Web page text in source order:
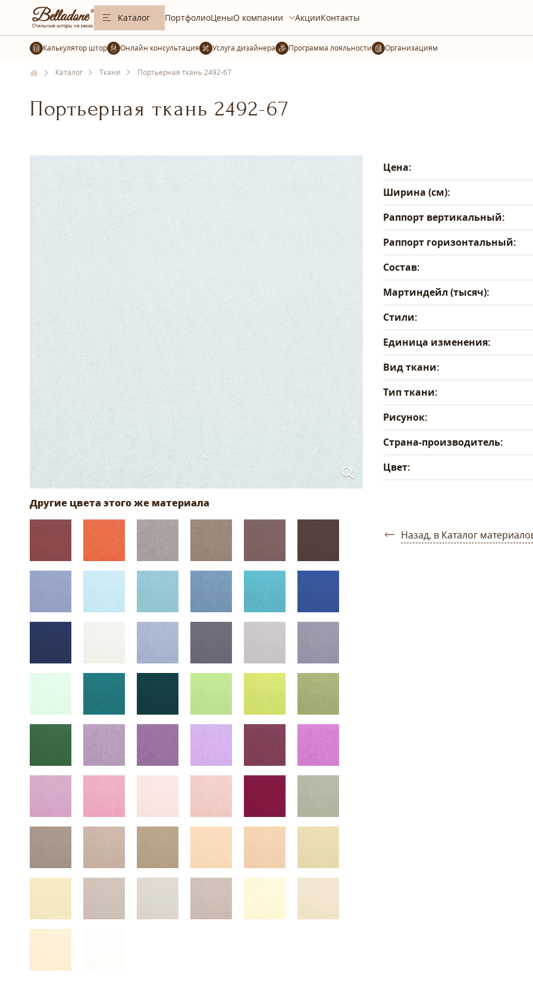
Каталог ПортфолиоЦеныО компании АкцииКонтакты
Калькулятор штор Услуга дизайнера Организациям
Каталог Ткани Портьерная ткань 2492-67
Портьерная ткань 2492-67
Цена:
Ширина (см):
Раппорт вертикальный:
Раппорт горизонтальный:
Состав:
Мартиндейл (тысяч):
Стили:
Единица изменения:
Вид ткани:
Тип ткани:
Рисунок:
Страна-производитель:
Цвет:
Назад, в Каталог